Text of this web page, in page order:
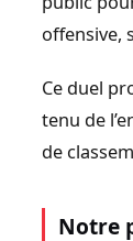
offensive,
Ce duel
tenu de
de
Notre